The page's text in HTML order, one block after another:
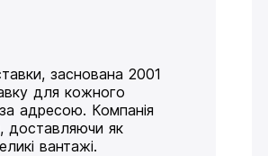
заснована 2001
для кожного
адресою. Компанія
доставляючи як
вантажі.